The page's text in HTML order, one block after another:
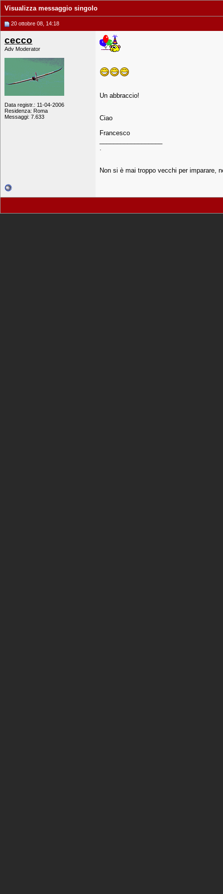
Visualizza messaggio singolo
20 ottobre 08, 14:18
cecco
Adv Moderator
Data registr.: 11-04-2006
Residenza: Roma
Messaggi: 7.633
Un abbraccio!
Ciao
Francesco
.
Non si è mai troppo vecchi per imparare,